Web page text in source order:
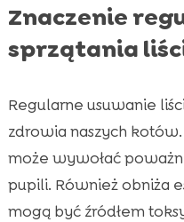
Znaczenie
sprzątania
Regularne usuwanie
zdrowia naszych kotów.
może wywołać
pupili. Również obniża
mogą być źródłem